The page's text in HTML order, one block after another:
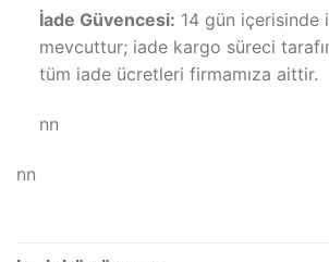
İade Güvencesi: 14 gün içerisinde
mevcuttur; iade kargo süreci
tüm iade ücretleri firmamıza aittir.
nn
nn